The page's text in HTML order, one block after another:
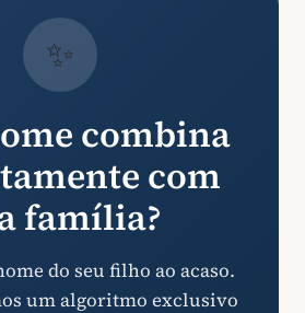
✨
combina
com
família?
do seu filho ao acaso.
um algoritmo exclusivo